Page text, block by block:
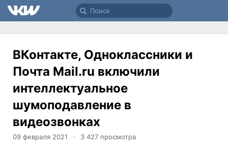
ВКонтакте, Одноклассники и
Почта Mail.ru включили
интеллектуальное
шумоподавление в
видеозвонках
09 февраля 2021 3 427 просмотра